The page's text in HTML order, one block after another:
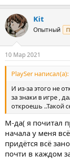
Kit
Опытный
10 Мар 2021
PlaySer написал(а):
И из-за этого не
за знаки в игре ,
откроешь ..Такой
М-да( я почитал
начала у меня
придётся всё
почти в каждом